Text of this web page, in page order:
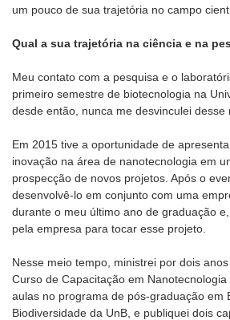
um pouco de sua trajetória no campo
Qual a sua trajetória na ciência e na
Meu contato com a pesquisa e o
primeiro semestre de biotecnologia na
desde então, nunca me desvinculei desse
Em 2015 tive a oportunidade de
inovação na área de nanotecnologia em
prospecção de novos projetos. Após o
desenvolvê-lo em conjunto com uma
durante o meu último ano de graduação
pela empresa para tocar esse projeto.
Nesse meio tempo, ministrei por dois
Curso de Capacitação em
aulas no programa de pós-graduação em
Biodiversidade da UnB, e publiquei dois